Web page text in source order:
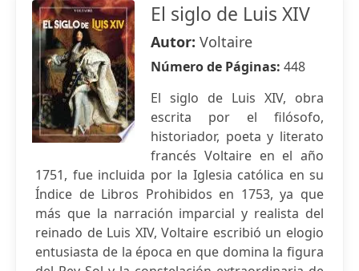
El siglo de Luis XIV
Autor: Voltaire
Número de Páginas: 448
El siglo de Luis XIV, obra
escrita por el filósofo,
historiador, poeta y literato
francés Voltaire en el año
1751, fue incluida por la Iglesia católica en su
Índice de Libros Prohibidos en 1753, ya que
más que la narración imparcial y realista del
reinado de Luis XIV, Voltaire escribió un elogio
entusiasta de la época en que domina la figura